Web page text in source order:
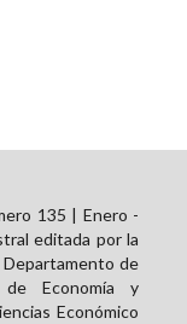
135 | Enero -
editada por la
de
de Economía y
Económico